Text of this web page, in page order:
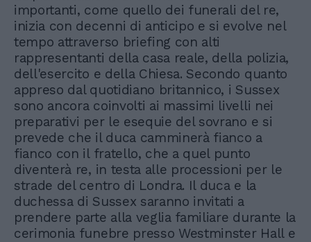
importanti, come quello dei funerali del re,
inizia con decenni di anticipo e si evolve nel
tempo attraverso briefing con alti
rappresentanti della casa reale, della polizia,
dell'esercito e della Chiesa. Secondo quanto
appreso dal quotidiano britannico, i Sussex
sono ancora coinvolti ai massimi livelli nei
preparativi per le esequie del sovrano e si
prevede che il duca camminerà fianco a
fianco con il fratello, che a quel punto
diventerà re, in testa alle processioni per le
strade del centro di Londra. Il duca e la
duchessa di Sussex saranno invitati a
prendere parte alla veglia familiare durante la
cerimonia funebre presso Westminster Hall e